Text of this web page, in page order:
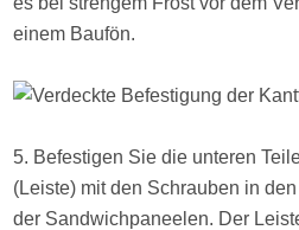
einem Baufön.
5. Befestigen Sie die unteren
(Leiste) mit den Schrauben in
der Sandwichpaneelen. Der